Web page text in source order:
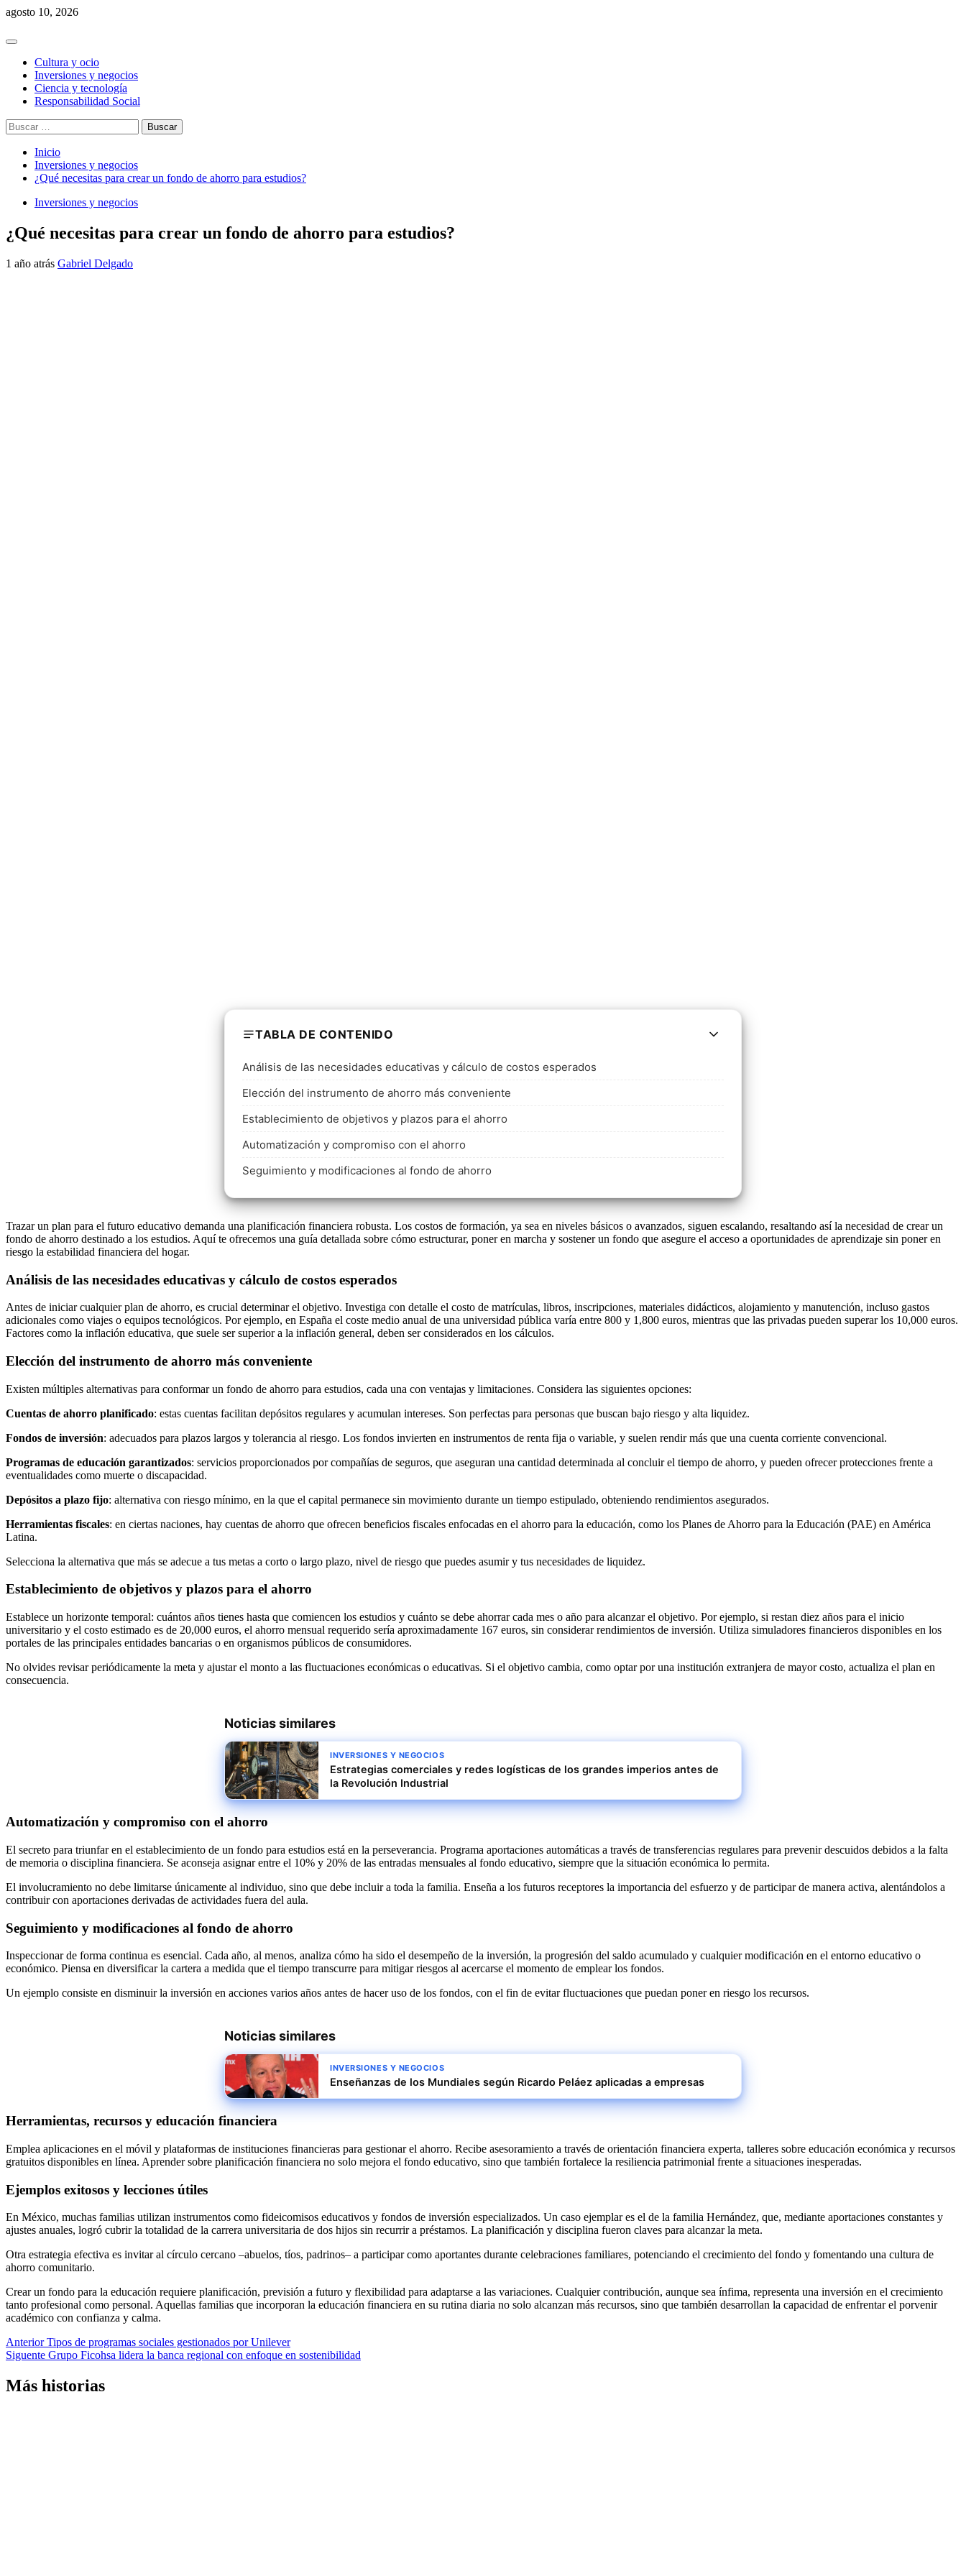
Saltar
contenido
agosto 10, 2026
Menú
principalCultura y ocio
Inversiones y negocios
Ciencia y tecnología
Responsabilidad Social
Buscar:
Inicio
Inversiones y negocios
¿Qué necesitas para crear un fondo de ahorro para estudios?
Inversiones y negocios
¿Qué necesitas para crear un fondo de ahorro para estudios?
1 año atrás Gabriel Delgado
TABLA DE CONTENIDO
Análisis de las necesidades educativas y cálculo de costos esperados
Elección del instrumento de ahorro más conveniente
Establecimiento de objetivos y plazos para el ahorro
Automatización y compromiso con el ahorro
Seguimiento y modificaciones al fondo de ahorro
Trazar un plan para el futuro educativo demanda una planificación financiera robusta. Los costos de formación, ya sea en niveles básicos o avanzados, siguen escalando, resaltando así la necesidad de crear un
fondo de ahorro destinado a los estudios. Aquí te ofrecemos una guía detallada sobre cómo estructurar, poner en marcha y sostener un fondo que asegure el acceso a oportunidades de aprendizaje sin poner en
riesgo la estabilidad financiera del hogar.
Análisis de las necesidades educativas y cálculo de costos esperados
Antes de iniciar cualquier plan de ahorro, es crucial determinar el objetivo. Investiga con detalle el costo de matrículas, libros, inscripciones, materiales didácticos, alojamiento y manutención, incluso gastos
adicionales como viajes o equipos tecnológicos. Por ejemplo, en España el coste medio anual de una universidad pública varía entre 800 y 1,800 euros, mientras que las privadas pueden superar los 10,000 euros.
Factores como la inflación educativa, que suele ser superior a la inflación general, deben ser considerados en los cálculos.
Elección del instrumento de ahorro más conveniente
Existen múltiples alternativas para conformar un fondo de ahorro para estudios, cada una con ventajas y limitaciones. Considera las siguientes opciones:
Cuentas de ahorro planificado: estas cuentas facilitan depósitos regulares y acumulan intereses. Son perfectas para personas que buscan bajo riesgo y alta liquidez.
Fondos de inversión: adecuados para plazos largos y tolerancia al riesgo. Los fondos invierten en instrumentos de renta fija o variable, y suelen rendir más que una cuenta corriente convencional.
Programas de educación garantizados: servicios proporcionados por compañías de seguros, que aseguran una cantidad determinada al concluir el tiempo de ahorro, y pueden ofrecer protecciones frente a
eventualidades como muerte o discapacidad.
Depósitos a plazo fijo: alternativa con riesgo mínimo, en la que el capital permanece sin movimiento durante un tiempo estipulado, obteniendo rendimientos asegurados.
Herramientas fiscales: en ciertas naciones, hay cuentas de ahorro que ofrecen beneficios fiscales enfocadas en el ahorro para la educación, como los Planes de Ahorro para la Educación (PAE) en América
Latina.
Selecciona la alternativa que más se adecue a tus metas a corto o largo plazo, nivel de riesgo que puedes asumir y tus necesidades de liquidez.
Establecimiento de objetivos y plazos para el ahorro
Establece un horizonte temporal: cuántos años tienes hasta que comiencen los estudios y cuánto se debe ahorrar cada mes o año para alcanzar el objetivo. Por ejemplo, si restan diez años para el inicio
universitario y el costo estimado es de 20,000 euros, el ahorro mensual requerido sería aproximadamente 167 euros, sin considerar rendimientos de inversión. Utiliza simuladores financieros disponibles en los
portales de las principales entidades bancarias o en organismos públicos de consumidores.
No olvides revisar periódicamente la meta y ajustar el monto a las fluctuaciones económicas o educativas. Si el objetivo cambia, como optar por una institución extranjera de mayor costo, actualiza el plan en
consecuencia.
Noticias similares
INVERSIONES Y NEGOCIOS
Estrategias comerciales y redes logísticas de los grandes imperios antes de
la Revolución Industrial
Automatización y compromiso con el ahorro
El secreto para triunfar en el establecimiento de un fondo para estudios está en la perseverancia. Programa aportaciones automáticas a través de transferencias regulares para prevenir descuidos debidos a la falta
de memoria o disciplina financiera. Se aconseja asignar entre el 10% y 20% de las entradas mensuales al fondo educativo, siempre que la situación económica lo permita.
El involucramiento no debe limitarse únicamente al individuo, sino que debe incluir a toda la familia. Enseña a los futuros receptores la importancia del esfuerzo y de participar de manera activa, alentándolos a
contribuir con aportaciones derivadas de actividades fuera del aula.
Seguimiento y modificaciones al fondo de ahorro
Inspeccionar de forma continua es esencial. Cada año, al menos, analiza cómo ha sido el desempeño de la inversión, la progresión del saldo acumulado y cualquier modificación en el entorno educativo o
económico. Piensa en diversificar la cartera a medida que el tiempo transcurre para mitigar riesgos al acercarse el momento de emplear los fondos.
Un ejemplo consiste en disminuir la inversión en acciones varios años antes de hacer uso de los fondos, con el fin de evitar fluctuaciones que puedan poner en riesgo los recursos.
Noticias similares
INVERSIONES Y NEGOCIOS
Enseñanzas de los Mundiales según Ricardo Peláez aplicadas a empresas
Herramientas, recursos y educación financiera
Emplea aplicaciones en el móvil y plataformas de instituciones financieras para gestionar el ahorro. Recibe asesoramiento a través de orientación financiera experta, talleres sobre educación económica y recursos
gratuitos disponibles en línea. Aprender sobre planificación financiera no solo mejora el fondo educativo, sino que también fortalece la resiliencia patrimonial frente a situaciones inesperadas.
Ejemplos exitosos y lecciones útiles
En México, muchas familias utilizan instrumentos como fideicomisos educativos y fondos de inversión especializados. Un caso ejemplar es el de la familia Hernández, que, mediante aportaciones constantes y
ajustes anuales, logró cubrir la totalidad de la carrera universitaria de dos hijos sin recurrir a préstamos. La planificación y disciplina fueron claves para alcanzar la meta.
Otra estrategia efectiva es invitar al círculo cercano –abuelos, tíos, padrinos– a participar como aportantes durante celebraciones familiares, potenciando el crecimiento del fondo y fomentando una cultura de
ahorro comunitario.
Crear un fondo para la educación requiere planificación, previsión a futuro y flexibilidad para adaptarse a las variaciones. Cualquier contribución, aunque sea ínfima, representa una inversión en el crecimiento
tanto profesional como personal. Aquellas familias que incorporan la educación financiera en su rutina diaria no solo alcanzan más recursos, sino que también desarrollan la capacidad de enfrentar el porvenir
académico con confianza y calma.
Navegación
de
entradas
AnteriorTipos de programas sociales gestionados por Unilever
Siguente Grupo Ficohsa lidera la banca regional con enfoque en sostenibilidad
Más historias